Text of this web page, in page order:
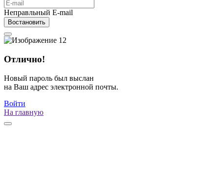
Неправльный E-mail
Востановить
Отлично!
Новый пароль был выслан
на Ваш адрес электронной почты.
Войти
На главную